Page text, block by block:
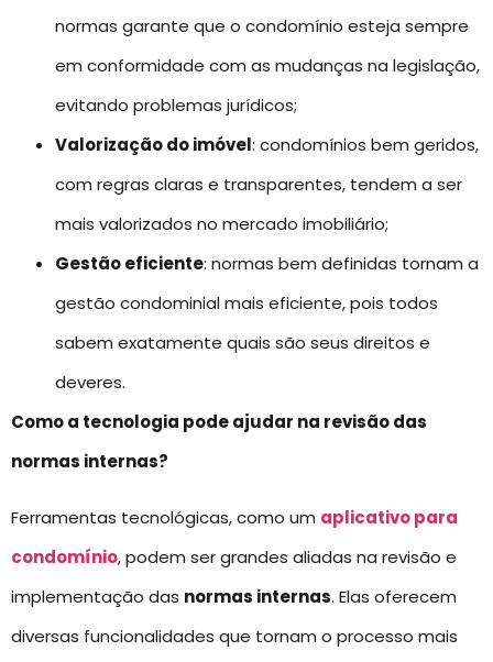
normas garante que o condomínio esteja sempre
em conformidade com as mudanças na legislação,
evitando problemas jurídicos;
Valorização do imóvel: condomínios bem geridos,
com regras claras e transparentes, tendem a ser
mais valorizados no mercado imobiliário;
Gestão eficiente: normas bem definidas tornam a
gestão condominial mais eficiente, pois todos
sabem exatamente quais são seus direitos e
deveres.
Como a tecnologia pode ajudar na revisão das
normas internas?
Ferramentas tecnológicas, como um aplicativo para
condomínio, podem ser grandes aliadas na revisão e
implementação das normas internas. Elas oferecem
diversas funcionalidades que tornam o processo mais